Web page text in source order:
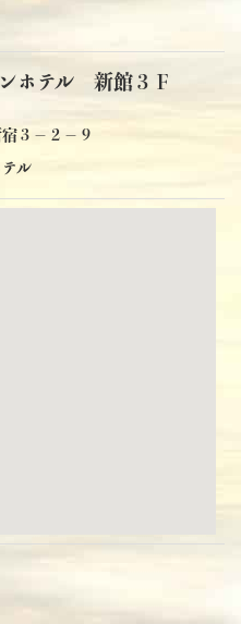
ンホテル 新館３Ｆ
３－２－９
ル